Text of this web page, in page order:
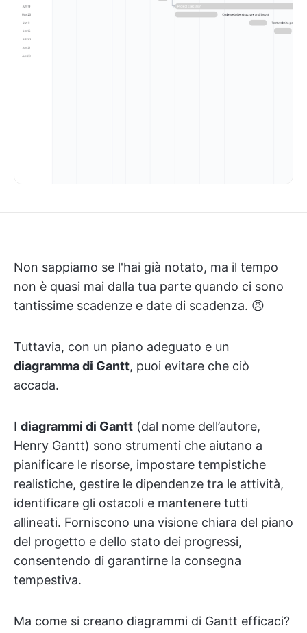
Non sappiamo se l'hai già notato, ma il tempo
non è quasi mai dalla tua parte quando ci sono
tantissime scadenze e date di scadenza. 😠
Tuttavia, con un piano adeguato e un
diagramma di Gantt, puoi evitare che ciò
accada.
I diagrammi di Gantt (dal nome dell’autore,
Henry Gantt) sono strumenti che aiutano a
pianificare le risorse, impostare tempistiche
realistiche, gestire le dipendenze tra le attività,
identificare gli ostacoli e mantenere tutti
allineati. Forniscono una visione chiara del piano
del progetto e dello stato dei progressi,
consentendo di garantirne la consegna
tempestiva.
Ma come si creano diagrammi di Gantt efficaci?